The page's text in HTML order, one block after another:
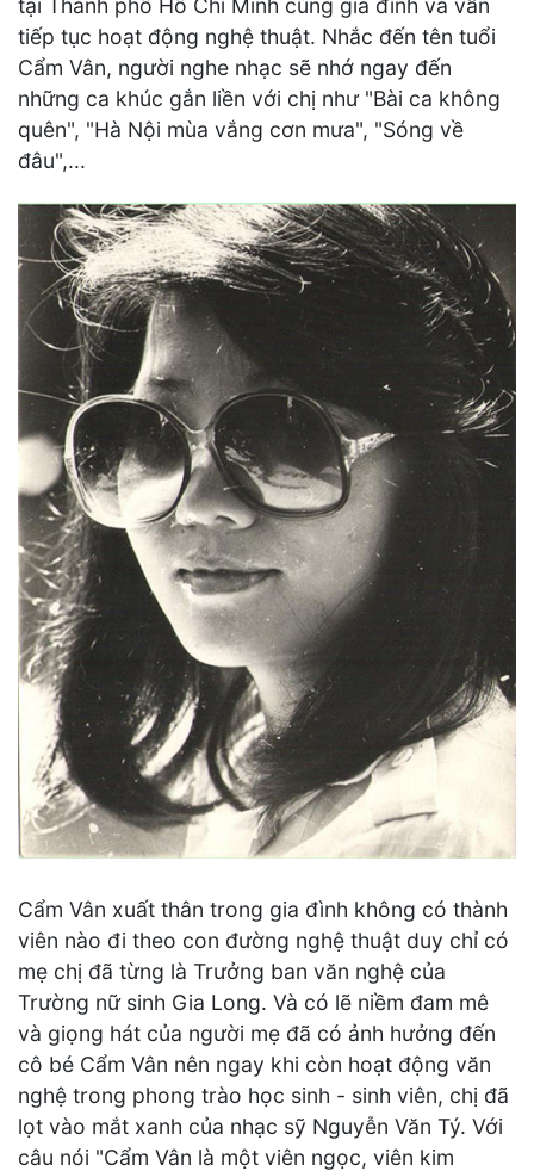
tiếp tục hoạt động nghệ thuật. Nhắc đến tên tuổi
Cẩm Vân, người nghe nhạc sẽ nhớ ngay đến
những ca khúc gắn liền với chị như "Bài ca không
quên", "Hà Nội mùa vắng cơn mưa", "Sóng về
đâu",...
Cẩm Vân xuất thân trong gia đình không có thành
viên nào đi theo con đường nghệ thuật duy chỉ có
mẹ chị đã từng là Trưởng ban văn nghệ của
Trường nữ sinh Gia Long. Và có lẽ niềm đam mê
và giọng hát của người mẹ đã có ảnh hưởng đến
cô bé Cẩm Vân nên ngay khi còn hoạt động văn
nghệ trong phong trào học sinh - sinh viên, chị đã
lọt vào mắt xanh của nhạc sỹ Nguyễn Văn Tý. Với
câu nói "Cẩm Vân là một viên ngọc, viên kim